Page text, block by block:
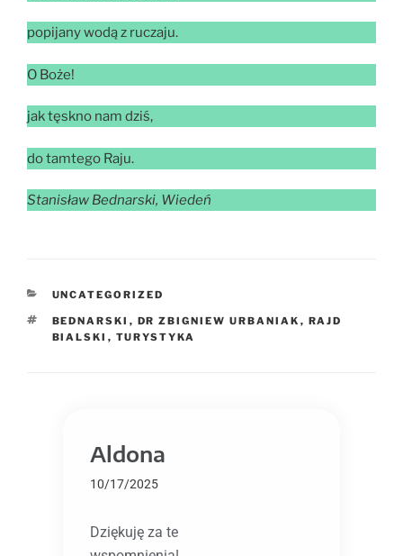
popijany wodą z ruczaju.
O Boże!
jak tęskno nam dziś,
do tamtego Raju.
Stanisław Bednarski, Wiedeń
UNCATEGORIZED
BEDNARSKI , DR ZBIGNIEW URBANIAK , RAJD
BIALSKI , TURYSTYKA
Aldona
10/17/2025
Dziękuję za te